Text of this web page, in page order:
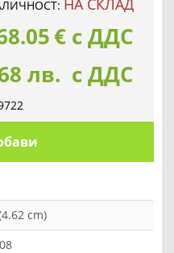
НА СКЛАД
€ с ДДС
лв. с ДДС
cm)